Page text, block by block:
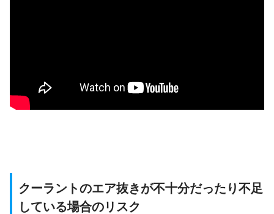
クーラントのエア抜きが不十分だったり不足
している場合のリスク